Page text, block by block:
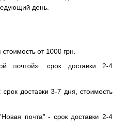
день.
от 1000 грн.
почтой»: срок доставки 2-4
доставки 3-7 дня, стоимость
почта" - срок доставки 2-4